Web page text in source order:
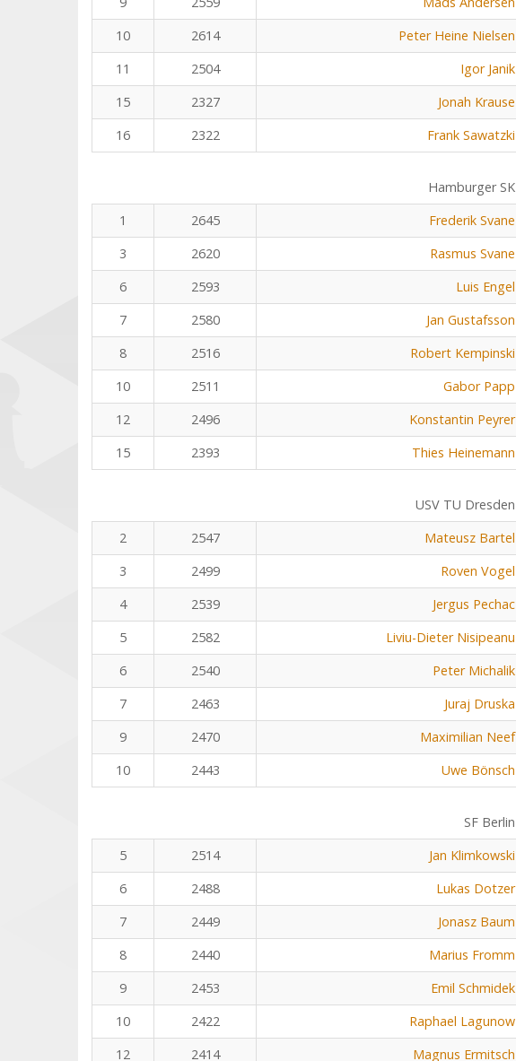
10
2614 Peter Heine Nielsen
11
2504 Igor Janik
15
2327 Jonah Krause
16
2322 Frank Sawatzki
Hamburger SK
1
2645 Frederik Svane
3
2620 Rasmus Svane
6
2593 Luis Engel
7
2580 Jan Gustafsson
8
2516 Robert Kempinski
10
2511 Gabor Papp
12
2496 Konstantin Peyrer
15
2393 Thies Heinemann
USV TU Dresden
2
2547 Mateusz Bartel
3
2499 Roven Vogel
4
2539 Jergus Pechac
5
2582 Liviu-Dieter Nisipeanu
6
2540 Peter Michalik
7
2463 Juraj Druska
9
2470 Maximilian Neef
10
2443 Uwe Bönsch
SF Berlin
5
2514 Jan Klimkowski
6
2488 Lukas Dotzer
7
2449 Jonasz Baum
8
2440 Marius Fromm
9
2453 Emil Schmidek
10
2422 Raphael Lagunow
12
2414 Magnus Ermitsch